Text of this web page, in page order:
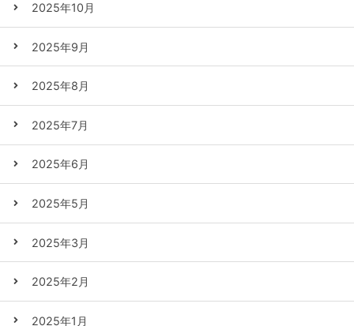
2025年10月
2025年9月
2025年8月
2025年7月
2025年6月
2025年5月
2025年3月
2025年2月
2025年1月